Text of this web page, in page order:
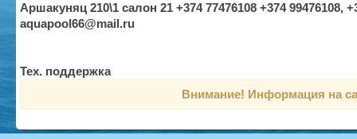
Аршакуняц 210\1 салон 21 +374 77476108 +374 99476108,
aquapool66@mail.ru
Тех. поддержка
Внимание! Информация на